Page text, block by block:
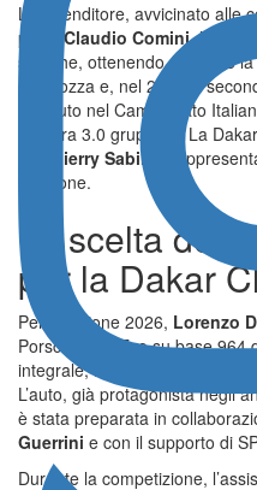
L’imprenditore, avvicinato alle
pilota Claudio Comini, ha
storiche, ottenendo nel 2016 la
Castrozza e, nel 2012, il
assoluto nel Campionato
Carrera 3.0 gruppo 4. La
Thierry Sabine
,
passione.
La scelta
per la Dakar
Per l’edizione 2026, Lorenzo
Porsche 959 Evo su base 964
integrale, motore 3.6 litri da
L’auto, già protagonista negli
è stata preparata in
Guerrini e con il supporto di
Durante la competizione,